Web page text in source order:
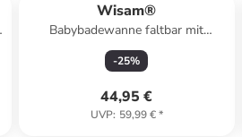
Wisam®
Babybadewanne faltbar mit
Thermometer Sterne
-25%
44,95 €
UVP: 59,99 €*